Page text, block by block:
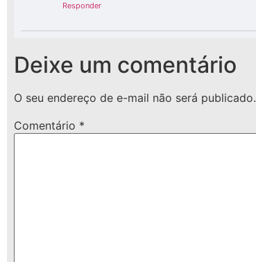
Responder
Deixe um comentário
O seu endereço de e-mail não será publicado.
Comentário *